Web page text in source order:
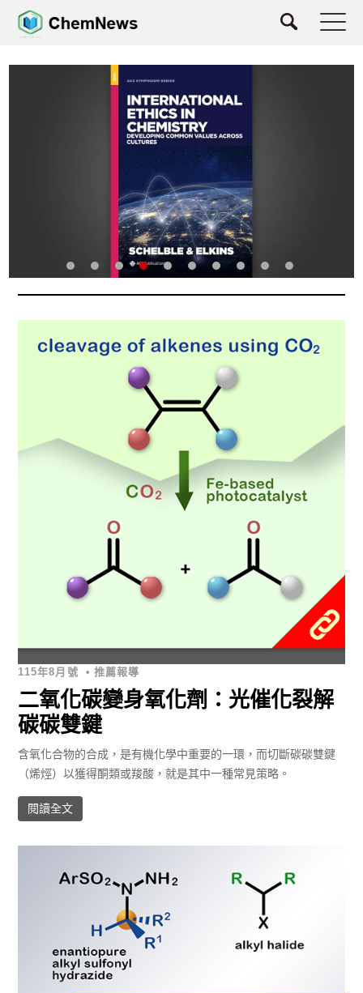
115年8月號 • 推薦報導
二氧化碳變身氧化劑：光催化裂解
碳碳雙鍵
含氧化合物的合成，是有機化學中重要的一環，而切斷碳碳雙鍵
（烯烴）以獲得酮類或羧酸，就是其中一種常見策略。
閱讀全文